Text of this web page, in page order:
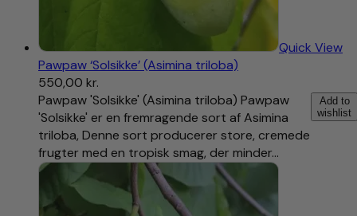
Quick View
Pawpaw ‘Solsikke’ (Asimina triloba)
550,00 kr.
Add to
wishlist
Pawpaw 'Solsikke' (Asimina triloba) Pawpaw
'Solsikke' er en fremragende sort af Asimina
triloba, Denne sort producerer store, cremede
frugter med en tropisk smag, der minder…